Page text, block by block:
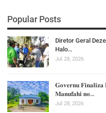
Popular Posts
Diretor Geral
Halo…
Jul 28, 2026
𝐆𝐨𝐯𝐞𝐫𝐧𝐮
𝐌𝐚𝐧𝐮𝐟𝐚𝐡𝐢 𝐧𝐨…
Jul 28, 2026